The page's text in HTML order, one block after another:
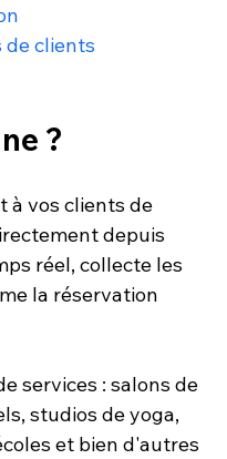
clients
?
à vos clients de
depuis
réel, collecte les
la réservation
services : salons de
studios de yoga,
et bien d'autres